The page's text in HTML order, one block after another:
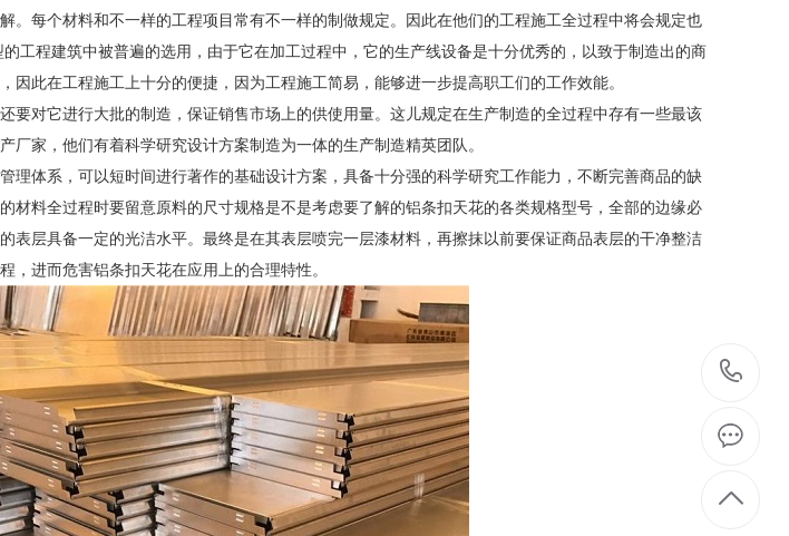
每个材料和不一样的工程项目常有不一样的制做规定。因此在他们的工程施工全过程中将会规定也
工程建筑中被普遍的选用，由于它在加工过程中，它的生产线设备是十分优秀的，以致于制造出的商
因此在工程施工上十分的便捷，因为工程施工简易，能够进一步提高职工们的工作效能。
对它进行大批的制造，保证销售市场上的供使用量。这儿规定在生产制造的全过程中存有一些最该
厂家，他们有着科学研究设计方案制造为一体的生产制造精英团队。
体系，可以短时间进行著作的基础设计方案，具备十分强的科学研究工作能力，不断完善商品的缺
材料全过程时要留意原料的尺寸规格是不是考虑要了解的铝条扣天花的各类规格型号，全部的边缘必
表层具备一定的光洁水平。最终是在其表层喷完一层漆材料，再擦抹以前要保证商品表层的干净整洁
，进而危害铝条扣天花在应用上的合理特性。